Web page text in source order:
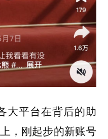
大平台在背后的助
，刚起步的新账号